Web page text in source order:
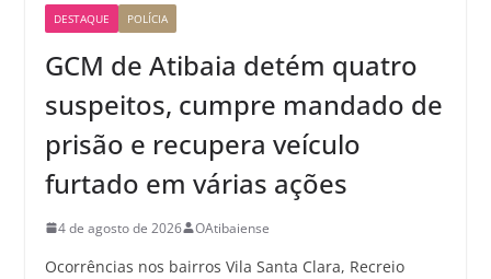
DESTAQUE POLÍCIA
GCM de Atibaia detém quatro
suspeitos, cumpre mandado de
prisão e recupera veículo
furtado em várias ações
4 de agosto de 2026 OAtibaiense
Ocorrências nos bairros Vila Santa Clara, Recreio